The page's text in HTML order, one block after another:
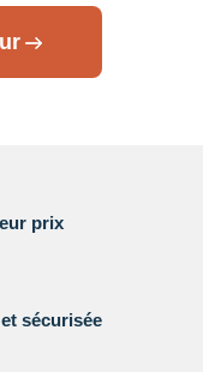
du consulat ou de
transit.
de consulter
étrangères en
prix
sécurisée